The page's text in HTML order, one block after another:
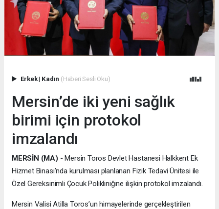
Erkek| Kadın (Haberi Sesli Oku)
Mersin’de iki yeni sağlık
birimi için protokol
imzalandı
MERSİN (MA) - Mersin Toros Devlet Hastanesi Halkkent Ek
Hizmet Binası’nda kurulması planlanan Fizik Tedavi Ünitesi ile
Özel Gereksinimli Çocuk Polikliniğine ilişkin protokol imzalandı.
Mersin Valisi Atilla Toros’un himayelerinde gerçekleştirilen